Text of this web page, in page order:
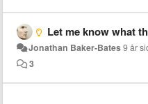
Let me know what the current
Jonathan Baker-Bates9 år
3